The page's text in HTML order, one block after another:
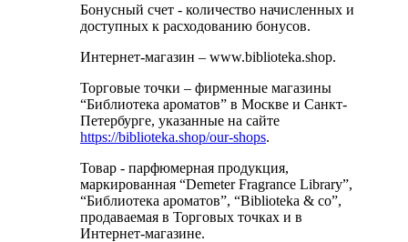
Бонусный счет - количество начисленных и
доступных к расходованию бонусов.
Интернет-магазин – www.biblioteka.shop.
Торговые точки – фирменные магазины
“Библиотека ароматов” в Москве и Санкт-
Петербурге, указанные на сайте
https://biblioteka.shop/our-shops.
Товар - парфюмерная продукция,
маркированная “Demeter Fragrance Library”,
“Библиотека ароматов”, “Biblioteka & co”,
продаваемая в Торговых точках и в
Интернет-магазине.